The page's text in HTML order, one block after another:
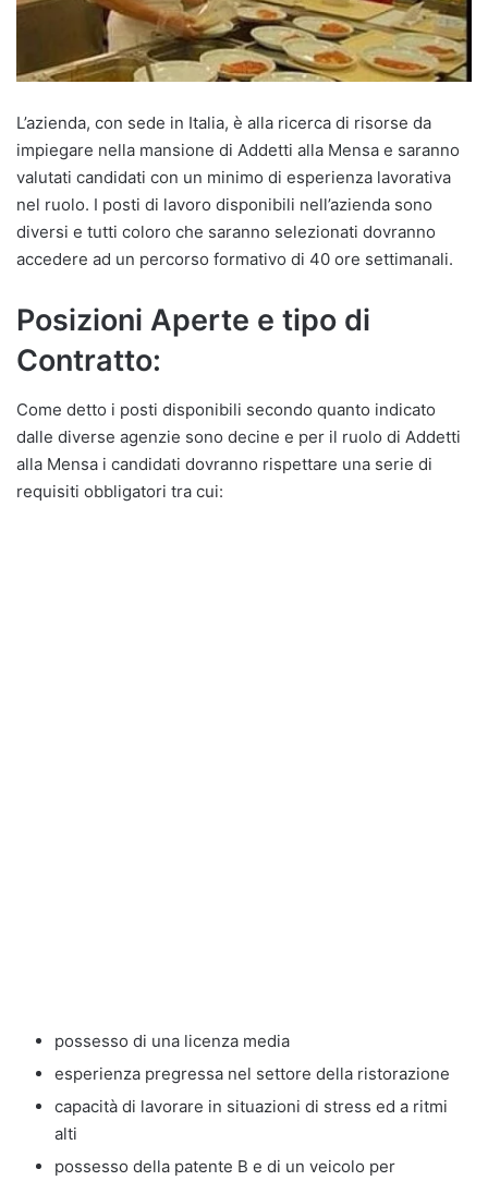
L’azienda, con sede in Italia, è alla ricerca di risorse da
impiegare nella mansione di Addetti alla Mensa e saranno
valutati candidati con un minimo di esperienza lavorativa
nel ruolo. I posti di lavoro disponibili nell’azienda sono
diversi e tutti coloro che saranno selezionati dovranno
accedere ad un percorso formativo di 40 ore settimanali.
Posizioni Aperte e tipo di
Contratto:
Come detto i posti disponibili secondo quanto indicato
dalle diverse agenzie sono decine e per il ruolo di Addetti
alla Mensa i candidati dovranno rispettare una serie di
requisiti obbligatori tra cui:
possesso di una licenza media
esperienza pregressa nel settore della ristorazione
capacità di lavorare in situazioni di stress ed a ritmi
alti
possesso della patente B e di un veicolo per